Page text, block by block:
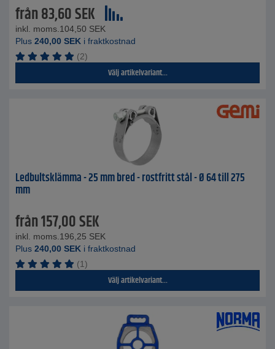
från83,60SEK
inkl. moms. 104,50 SEK
Plus 240,00 SEK i fraktkostnad
(2)
Välj artikelvariant...
Ledbultsklämma - 25 mm bred - rostfritt stål - Ø 64 till 275
mm
från157,00SEK
inkl. moms. 196,25 SEK
Plus 240,00 SEK i fraktkostnad
(1)
Välj artikelvariant...